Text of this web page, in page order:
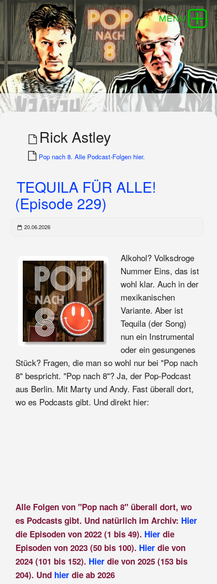
Rick Astley
Pop nach 8. Alle Podcast-Folgen hier.
TEQUILA FÜR ALLE!
(Episode 229)
20.06.2026
Alkohol? Volksdroge
Nummer Eins, das ist
wohl klar. Auch in der
mexikanischen
Variante. Aber ist
Tequila (der Song)
nun ein Instrumental
oder ein gesungenes
Stück? Fragen, die man so wohl nur bei "Pop nach
8" bespricht. "Pop nach 8"? Ja, der Pop-Podcast
aus Berlin. Mit Marty und Andy. Fast überall dort,
wo es Podcasts gibt. Und direkt hier:
Alle Folgen von "Pop nach 8" überall dort, wo
es Podcasts gibt. Und natürlich im Archiv: Hier
die Episoden von 2022 (1 bis 49). Hierdie
Episoden von 2023 (50 bis 100). Hier die von
2024 (101 bis 152). Hier die von 2025 (153 bis
204). Und hier die ab 2026